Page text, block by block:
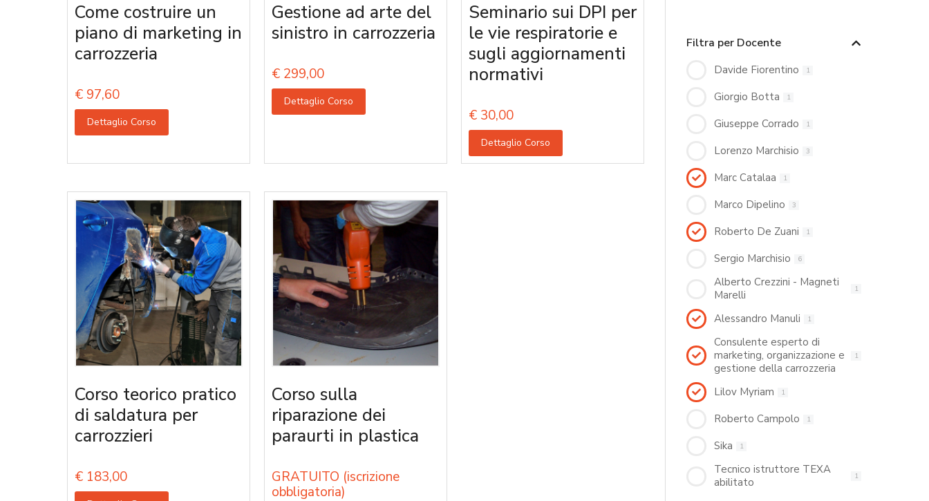
Come costruire un
piano di marketing in
carrozzeria
€ 97,60
Dettaglio Corso
Gestione ad arte del
sinistro in carrozzeria
€ 299,00
Dettaglio Corso
Seminario sui DPI per
le vie respiratorie e
sugli aggiornamenti
normativi
€ 30,00
Dettaglio Corso
Corso teorico pratico
di saldatura per
carrozzieri
€ 183,00
Corso sulla
riparazione dei
paraurti in plastica
GRATUITO (iscrizione
obbligatoria)
Filtra per Docente
Davide Fiorentino 1
Giorgio Botta 1
Giuseppe Corrado 1
Lorenzo Marchisio 3
Marc Catalaa 1
Marco Dipelino 3
Roberto De Zuani 1
Sergio Marchisio 6
Alberto Crezzini - Magneti
Marelli
1
Alessandro Manuli 1
Consulente esperto di
marketing, organizzazione e
gestione della carrozzeria
1
Lilov Myriam 1
Roberto Campolo 1
Sika 1
Tecnico istruttore TEXA
abilitato
1